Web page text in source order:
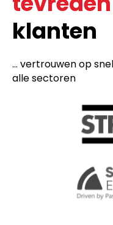
klanten
... vertrouwen op
alle sectoren